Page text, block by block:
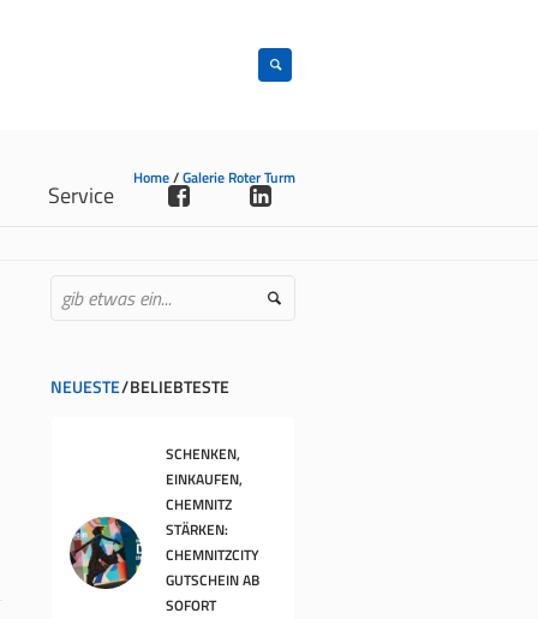
Service
Home/Galerie Roter Turm
NEUESTE BELIEBTESTE
SCHENKEN,
EINKAUFEN,
CHEMNITZ
STÄRKEN:
CHEMNITZCITY
GUTSCHEIN AB
SOFORT